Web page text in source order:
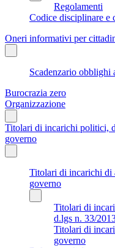
Regolamenti
Codice disciplinare e
Oneri informativi per
Scadenzario obblighi
Burocrazia zero
Organizzazione
Titolari di incarichi politici,
governo
Titolari di incarichi di
governo
Titolari di
d.lgs n. 33/
Titolari di
governo